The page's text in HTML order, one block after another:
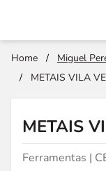
Home / Miguel
/
METAIS VILA
METAIS
Ferramentas |